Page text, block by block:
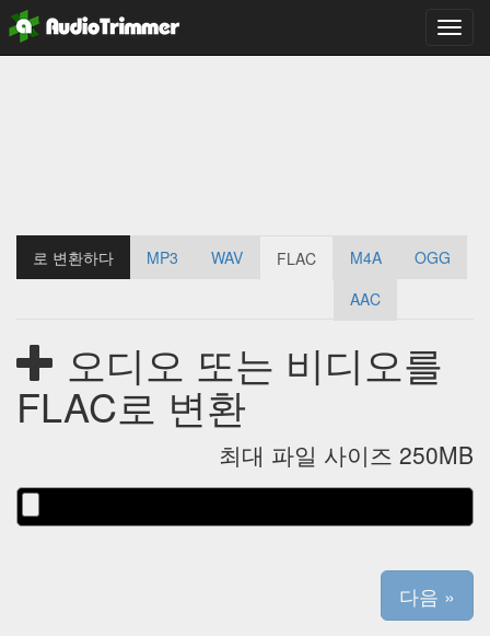
탐
색
로 변환하다 MP3 WAV FLAC M4A
OGG
AAC
오디오 또는 비디오를
FLAC로 변환
최대 파일 사이즈 250MB